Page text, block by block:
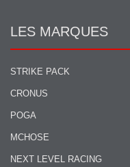
LES MARQUES
STRIKE PACK
CRONUS
POGA
MCHOSE
NEXT LEVEL RACING